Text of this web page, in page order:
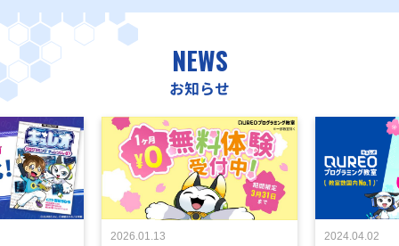
NEWS
お知らせ
2026.01.13
2024.04.02